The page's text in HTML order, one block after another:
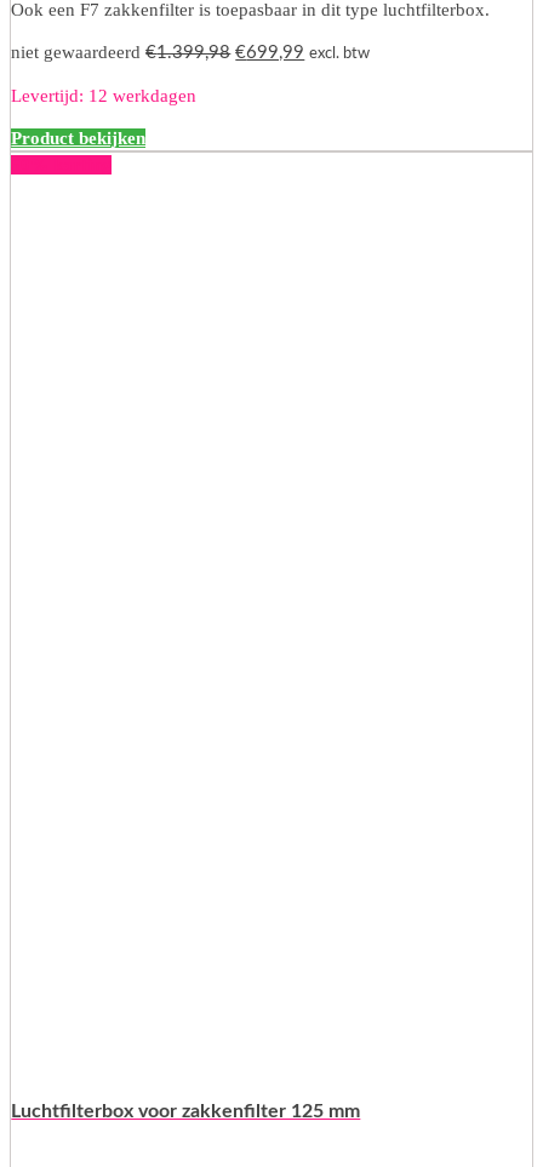
Ook een F7 zakkenfilter is toepasbaar in dit type luchtfilterbox.
niet gewaardeerd €1.399,98 Oorspronkelijke
€699,99 Huidige
excl. btw
Levertijd: 12 werkdagen
Product bekijken
Luchtfilterbox voor zakkenfilter 125 mm